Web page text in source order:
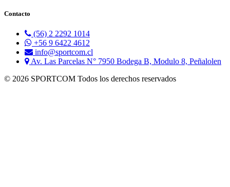
Contacto
(56) 2 2292 1014
+56 9 6422 4612
info@sportcom.cl
Av. Las Parcelas N° 7950 Bodega B, Modulo 8, Peñalolen
© 2026 SPORTCOM Todos los derechos reservados